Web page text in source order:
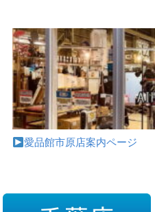
愛品館市原店案内ページ